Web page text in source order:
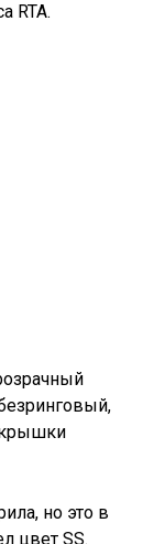
RTA.
крышки
но это в
цвет SS.